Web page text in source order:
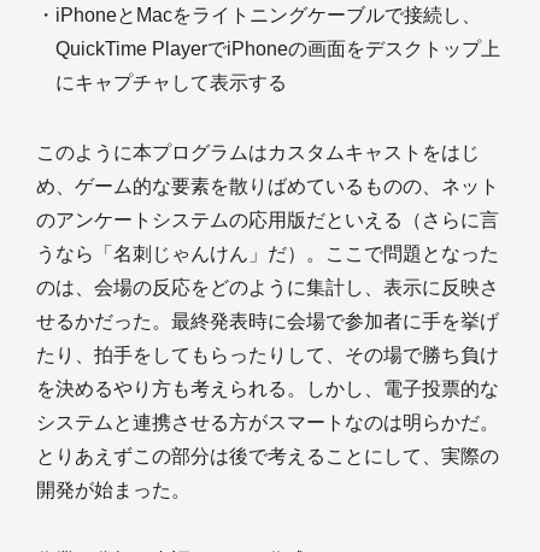
・iPhoneとMacをライトニングケーブルで接続し、
QuickTime PlayerでiPhoneの画面をデスクトップ上
にキャプチャして表示する
このように本プログラムはカスタムキャストをはじ
め、ゲーム的な要素を散りばめているものの、ネット
のアンケートシステムの応用版だといえる（さらに言
うなら「名刺じゃんけん」だ）。ここで問題となった
のは、会場の反応をどのように集計し、表示に反映さ
せるかだった。最終発表時に会場で参加者に手を挙げ
たり、拍手をしてもらったりして、その場で勝ち負け
を決めるやり方も考えられる。しかし、電子投票的な
システムと連携させる方がスマートなのは明らかだ。
とりあえずこの部分は後で考えることにして、実際の
開発が始まった。